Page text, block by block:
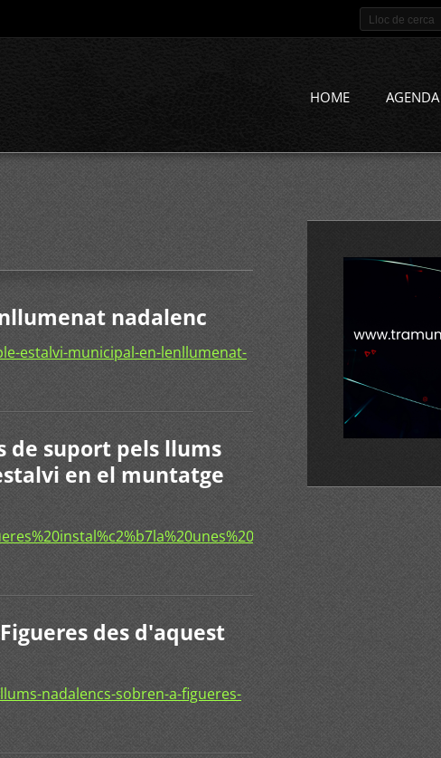
HOME AGENDA
nadalenc
estalvi-municipal-en-lenllumenat-
de suport pels llums
en el muntatge
des d'aquest
nadalencs-sobren-a-figueres-